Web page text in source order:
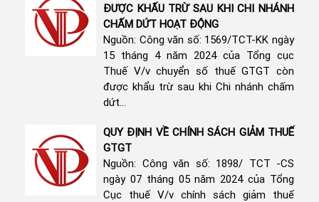
ĐƯỢC KHẤU TRỪ SAU KHI CHI NHÁNH
CHẤM DỨT HOẠT ĐỘNG
Nguồn: Công văn số: 1569/TCT-KK ngày
15 tháng 4 năm 2024 của Tổng cục
Thuế V/v chuyển số thuế GTGT còn
được khẩu trừ sau khi Chi nhánh chấm
dứt...
QUY ĐỊNH VỀ CHÍNH SÁCH GIẢM THUẾ
GTGT
Nguồn: Công văn số: 1898/ TCT -CS
ngày 07 tháng 05 năm 2024 của Tổng
Cục thuế V/v chính sách giảm thuế